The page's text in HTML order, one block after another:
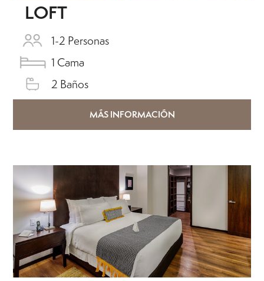
LOFT
1-2 Personas
1 Cama
2 Baños
MÁS INFORMACIÓN